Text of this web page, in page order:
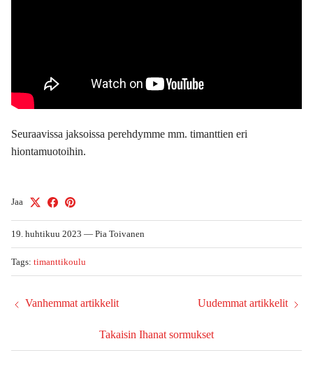
Seuraavissa jaksoissa perehdymme mm. timanttien eri
hiontamuotoihin.
Jaa
19. huhtikuu 2023 — Pia Toivanen
Tags: timanttikoulu
Vanhemmat artikkelit
Takaisin Ihanat sormukset
Uudemmat artikkelit